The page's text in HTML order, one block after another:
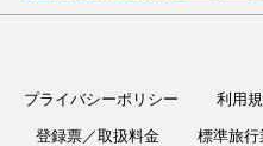
プライバシーポリシー 利用
登録票／取扱料金
標準旅